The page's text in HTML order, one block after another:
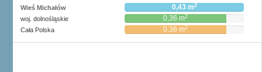
Wieś Michałów 0,43 m2
woj. dolnośląskie 0,36 m2
Cała Polska 0,36 m2